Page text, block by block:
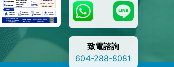
致電諮詢
604-288-8081